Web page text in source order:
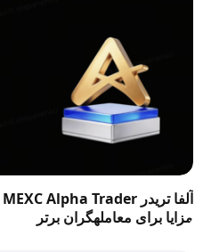
مزایا برای معاملهگران برتر